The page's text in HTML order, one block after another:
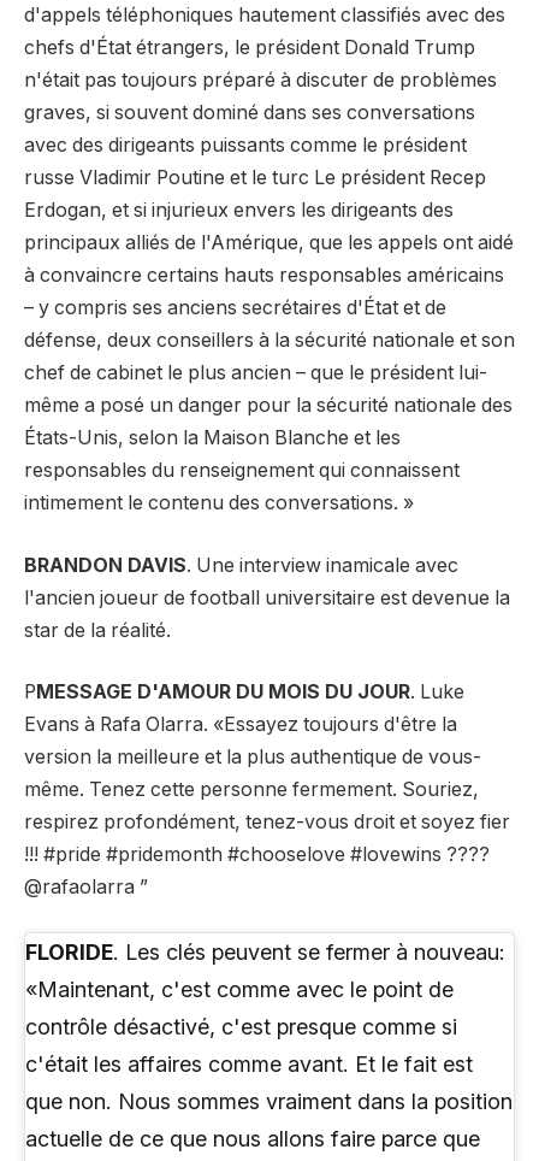
d'appels téléphoniques hautement classifiés avec des
chefs d'État étrangers, le président Donald Trump
n'était pas toujours préparé à discuter de problèmes
graves, si souvent dominé dans ses conversations
avec des dirigeants puissants comme le président
russe Vladimir Poutine et le turc Le président Recep
Erdogan, et si injurieux envers les dirigeants des
principaux alliés de l'Amérique, que les appels ont aidé
à convaincre certains hauts responsables américains
– y compris ses anciens secrétaires d'État et de
défense, deux conseillers à la sécurité nationale et son
chef de cabinet le plus ancien – que le président lui-
même a posé un danger pour la sécurité nationale des
États-Unis, selon la Maison Blanche et les
responsables du renseignement qui connaissent
intimement le contenu des conversations. »
BRANDON DAVIS. Une interview inamicale avec
l'ancien joueur de football universitaire est devenue la
star de la réalité.
P MESSAGE D'AMOUR DU MOIS DU JOUR. Luke
Evans à Rafa Olarra. «Essayez toujours d'être la
version la meilleure et la plus authentique de vous-
même. Tenez cette personne fermement. Souriez,
respirez profondément, tenez-vous droit et soyez fier
!!! #pride #pridemonth #chooselove #lovewins ????
@rafaolarra ”
FLORIDE. Les clés peuvent se fermer à nouveau:
«Maintenant, c'est comme avec le point de
contrôle désactivé, c'est presque comme si
c'était les affaires comme avant. Et le fait est
que non. Nous sommes vraiment dans la position
actuelle de ce que nous allons faire parce que